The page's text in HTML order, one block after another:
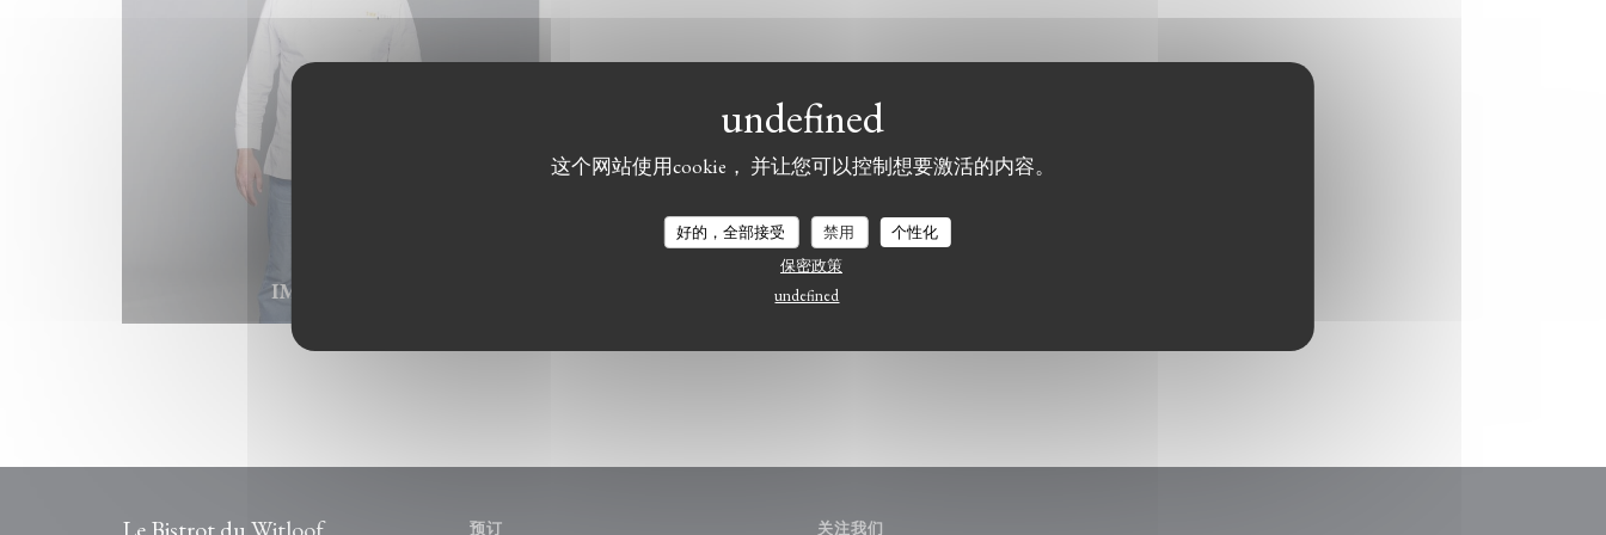
这个网站使用cookie， 并让您可以控制想要激活的内容。
好的，全部接受 禁用
个性化
保密政策
undefined
IMG_2525.jpeg
预订 关注我们